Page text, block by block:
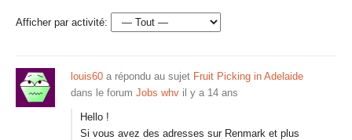
Afficher par activité:
louis60 a répondu au sujet Fruit Picking in Adelaide
dans le forum Jobs whv il y a 14 ans
Hello !
Si vous avez des adresses sur Renmark et plus